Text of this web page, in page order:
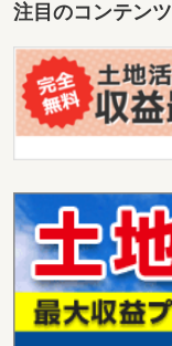
注目のコンテンツ